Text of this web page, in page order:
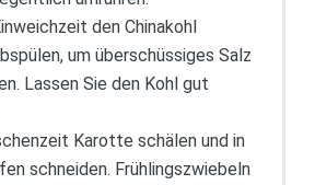
den Chinakohl
um überschüssiges Salz
Lassen Sie den Kohl gut
Karotte schälen und in
schneiden. Frühlingszwiebeln